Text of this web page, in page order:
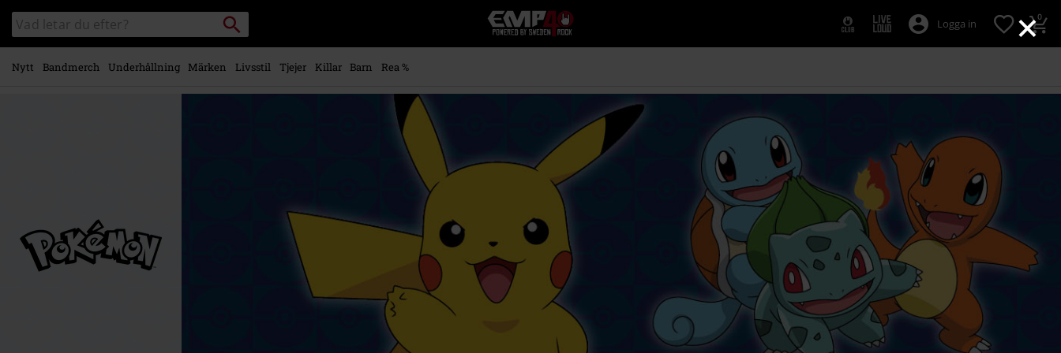
×
Gå till
huvudinnehåll
Sök
i
katalogen
Sök
EMP
-
Musik,
&
Alternativt
Mode
Logga in 0
Nytt Bandmerch Underhållning Märken Livsstil Tjejer Killar Barn Rea %